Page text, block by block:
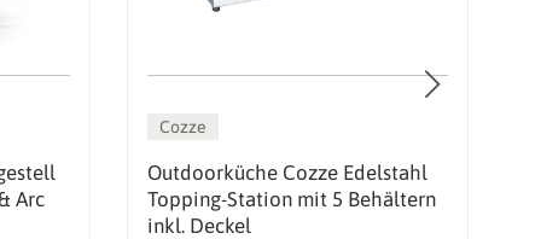
Arc
Cozze
Outdoorküche Cozze Edelstahl
Topping-Station mit 5 Behältern
inkl. Deckel